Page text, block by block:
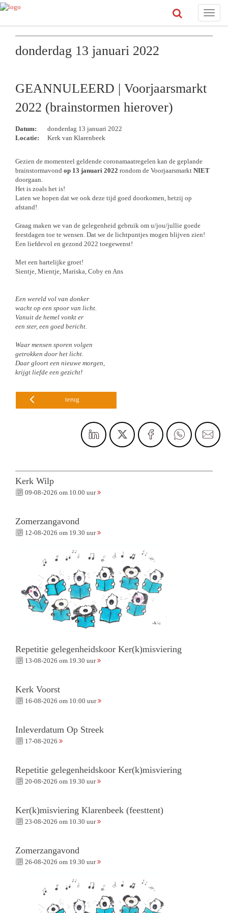
Toggle
donderdag 13 januari 2022
GEANNULEERD | Voorjaarsmarkt
2022 (brainstormen hierover)
Datum:
donderdag 13 januari 2022
Locatie:
Kerk van Klarenbeek
Gezien de momenteel geldende coronamaatregelen kan de geplande
brainstormavond op 13 januari 2022 rondom de Voorjaarsmarkt NIET
doorgaan.
Het is zoals het is!
Laten we hopen dat we ook deze tijd goed doorkomen, hetzij op
afstand!
Graag maken we van de gelegenheid gebruik om u/jou/jullie goede
feestdagen toe te wensen. Dat we de lichtpuntjes mogen blijven zien!
Een liefdevol en gezond 2022 toegewenst!
Met een hartelijke groet!
Sientje, Mientje, Mariska, Coby en Ans
Een wereld vol van donker
wacht op een spoor van licht.
Vanuit de hemel vonkt er
een ster, een goed bericht.
Waar mensen sporen volgen
getrokken door het licht.
Daar gloort een nieuwe morgen,
krijgt liefde een gezicht!
terug
Kerk Wilp
09-08-2026 om 10.00 uur
Zomerzangavond
12-08-2026 om 19.30 uur
Repetitie gelegenheidskoor Ker(k)misviering
13-08-2026 om 19.30 uur
Kerk Voorst
16-08-2026 om 10:00 uur
Inleverdatum Op Streek
17-08-2026
Repetitie gelegenheidskoor Ker(k)misviering
20-08-2026 om 19.30 uur
Ker(k)misviering Klarenbeek (feesttent)
23-08-2026 om 10.30 uur
Zomerzangavond
26-08-2026 om 19.30 uur